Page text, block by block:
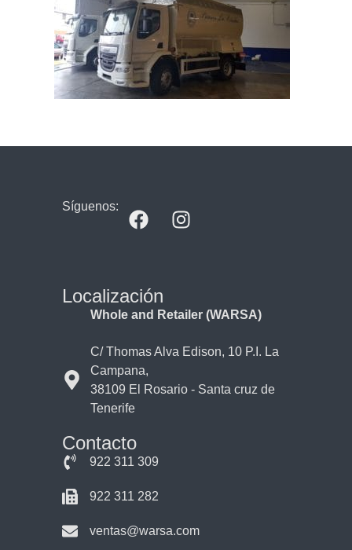
Síguenos:
Localización
Whole and Retailer (WARSA)
C/ Thomas Alva Edison, 10 P.I. La
Campana,
38109 El Rosario - Santa cruz de
Tenerife
Contacto
922 311 309
922 311 282
ventas@warsa.com